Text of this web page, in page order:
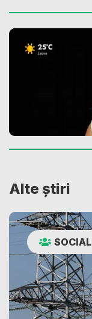
Alte știri
SOCIAL